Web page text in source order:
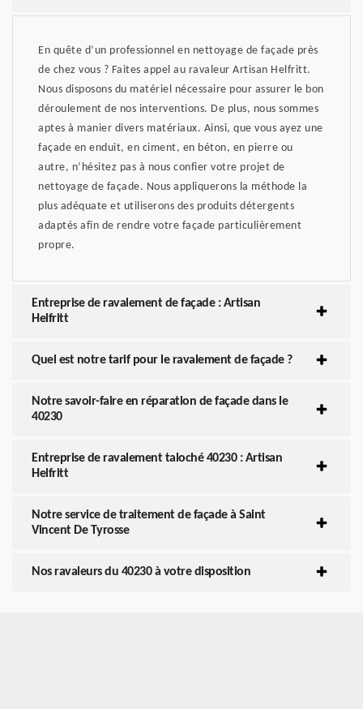
En quête d’un professionnel en nettoyage de façade près
de chez vous ? Faites appel au ravaleur Artisan Helfritt.
Nous disposons du matériel nécessaire pour assurer le bon
déroulement de nos interventions. De plus, nous sommes
aptes à manier divers matériaux. Ainsi, que vous ayez une
façade en enduit, en ciment, en béton, en pierre ou
autre, n’hésitez pas à nous confier votre projet de
nettoyage de façade. Nous appliquerons la méthode la
plus adéquate et utiliserons des produits détergents
adaptés afin de rendre votre façade particulièrement
propre.
Entreprise de ravalement de façade : Artisan
Helfritt
Quel est notre tarif pour le ravalement de façade ?
Notre savoir-faire en réparation de façade dans le
40230
Entreprise de ravalement taloché 40230 : Artisan
Helfritt
Notre service de traitement de façade à Saint
Vincent De Tyrosse
Nos ravaleurs du 40230 à votre disposition